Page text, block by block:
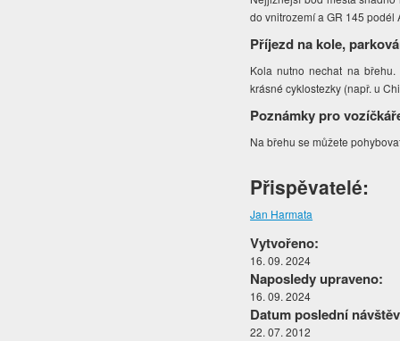
do vnitrozemí a GR 145 podél
Příjezd na kole,
Kola nutno nechat na
krásné cyklostezky (např. u
Poznámky pro
Na břehu se můžete
Přispěvatelé:
Jan Harmata
Vytvořeno:
16. 09. 2024
Naposledy upraveno:
16. 09. 2024
Datum poslední
22. 07. 2012